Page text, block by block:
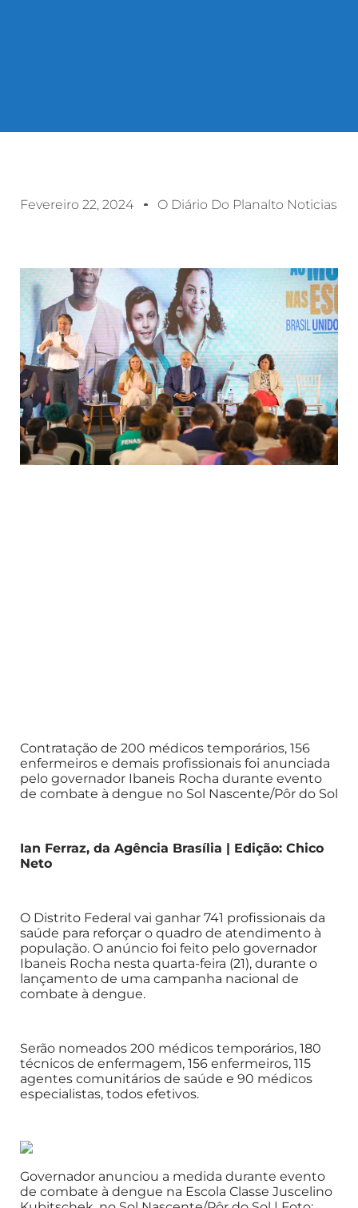
Fevereiro 22, 2024 O Diário Do Planalto Noticias
Contratação de 200 médicos temporários, 156
enfermeiros e demais profissionais foi anunciada
pelo governador Ibaneis Rocha durante evento
de combate à dengue no Sol Nascente/Pôr do Sol
Ian Ferraz, da Agência Brasília | Edição: Chico
Neto
O Distrito Federal vai ganhar 741 profissionais da
saúde para reforçar o quadro de atendimento à
população. O anúncio foi feito pelo governador
Ibaneis Rocha nesta quarta-feira (21), durante o
lançamento de uma campanha nacional de
combate à dengue.
Serão nomeados 200 médicos temporários, 180
técnicos de enfermagem, 156 enfermeiros, 115
agentes comunitários de saúde e 90 médicos
especialistas, todos efetivos.
Governador anunciou a medida durante evento
de combate à dengue na Escola Classe Juscelino